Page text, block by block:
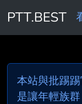
PTT.BEST
本站與批踢
是讓年輕族